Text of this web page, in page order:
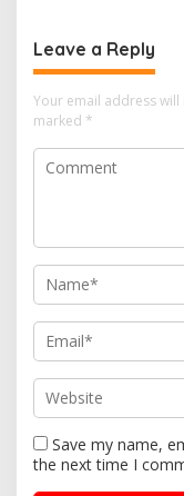
Leave a Reply
Your email address
marked *
Save my name,
the next time I